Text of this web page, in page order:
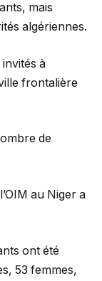
mais
algériennes.
à
frontalière
de
au Niger a
ont été
53 femmes,